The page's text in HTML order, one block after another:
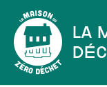
contenu
La